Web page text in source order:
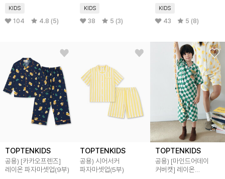
KIDS
104 4.8 (5)
KIDS
38 5 (3)
KIDS
43 5 (8)
TOPTENKIDS
공용) [카카오프렌즈]
레이온 파자마셋업(9부)
TOPTENKIDS
공용) 시어서커
파자마셋업(5부)
TOPTENKIDS
공용) [마인드어데이
커버캣] 레이온